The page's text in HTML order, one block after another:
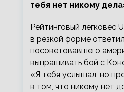
тебя нет никому
Рейтинговый легковес
в резкой форме
посоветовавшего
выпрашивать бой с
«Я тебя услышал, но
в том, что никому нет